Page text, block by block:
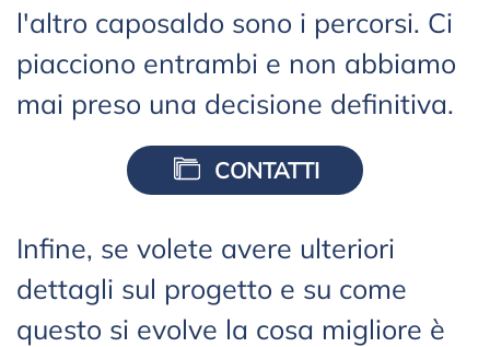
l'altro caposaldo sono i percorsi. Ci
piacciono entrambi e non abbiamo
mai preso una decisione definitiva.
CONTATTI
Infine, se volete avere ulteriori
dettagli sul progetto e su come
questo si evolve la cosa migliore è